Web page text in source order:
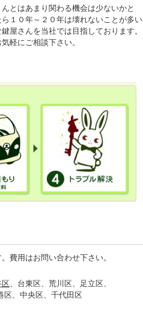
とはあまり関わる機会は少ないかと
１０年～２０年は壊れないことが多い
屋さんを当社では目指しております。
軽にご相談下さい。
費用はお問い合わせ下さい。
区、 台東区、 荒川区、 足立区、
区、 中央区、 千代田区